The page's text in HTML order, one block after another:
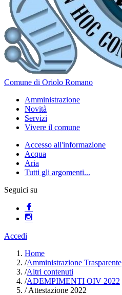
Comune di Oriolo Romano
Amministrazione
Novità
Servizi
Vivere il comune
Accesso all'informazione
Acqua
Aria
Tutti gli argomenti...
Seguici su
Accedi
Home
/Amministrazione Trasparente
/Altri contenuti
/ADEMPIMENTI OIV 2022
/Attestazione 2022